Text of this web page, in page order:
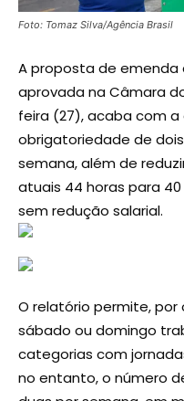
Foto: Tomaz Silva/Agência Brasil
A proposta de emenda
aprovada na Câmara
feira (27), acaba com a
obrigatoriedade de
semana, além de
atuais 44 horas para
sem redução salarial.
O relatório permite,
sábado ou domingo
categorias com
no entanto, o número